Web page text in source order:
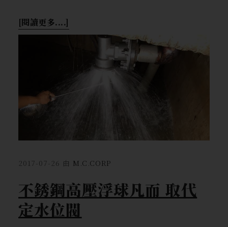
[閱讀更多....]
2017-07-26 由 M.C.CORP
不銹鋼高壓浮球凡而 取代
定水位閥